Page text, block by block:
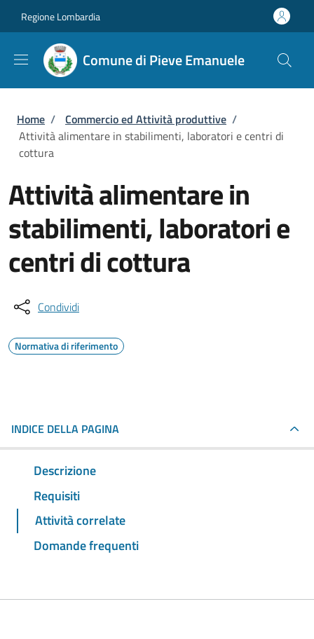
Regione Lombardia
Comune di Pieve Emanuele
Briciole di pane
Home / Commercio ed Attività produttive /
Attività alimentare in stabilimenti, laboratori e centri di
cottura
Attività alimentare in
stabilimenti, laboratori e
centri di cottura
Condividi
Normativa di riferimento
INDICE DELLA PAGINA
Descrizione
Requisiti
Attività correlate
Domande frequenti